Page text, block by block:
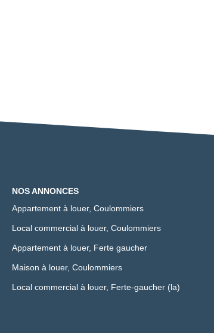
NOS ANNONCES
Appartement à louer, Coulommiers
Local commercial à louer, Coulommiers
Appartement à louer, Ferte gaucher
Maison à louer, Coulommiers
Local commercial à louer, Ferte-gaucher (la)